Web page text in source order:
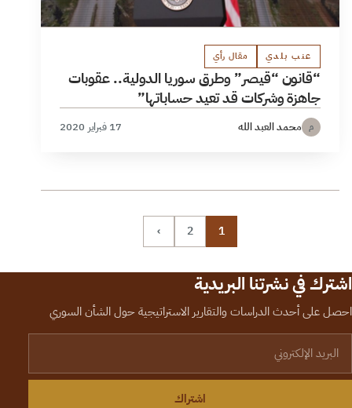
عنب بلدي مقال رأي
“قانون “قيصر” وطرق سوريا الدولية.. عقوبات
جاهزة وشركات قد تعيد حساباتها”
م محمد العبد الله 17 فبراير 2020
1
2
›
اشترك في نشرتنا البريدية
احصل على أحدث الدراسات والتقارير الاستراتيجية حول الشأن السوري
اشتراك